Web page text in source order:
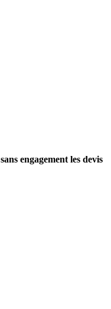
sans engagement les devis